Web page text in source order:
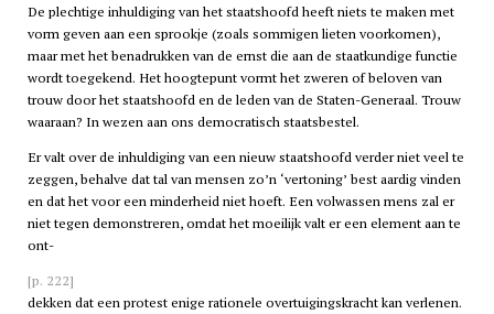
De plechtige inhuldiging van het staatshoofd heeft niets te maken met
vorm geven aan een sprookje (zoals sommigen lieten voorkomen),
maar met het benadrukken van de ernst die aan de staatkundige functie
wordt toegekend. Het hoogtepunt vormt het zweren of beloven van
trouw door het staatshoofd en de leden van de Staten-Generaal. Trouw
waaraan? In wezen aan ons democratisch staatsbestel.
Er valt over de inhuldiging van een nieuw staatshoofd verder niet veel te
zeggen, behalve dat tal van mensen zo’n ‘vertoning’ best aardig vinden
en dat het voor een minderheid niet hoeft. Een volwassen mens zal er
niet tegen demonstreren, omdat het moeilijk valt er een element aan te
ont-
[p. 222]
dekken dat een protest enige rationele overtuigingskracht kan verlenen.